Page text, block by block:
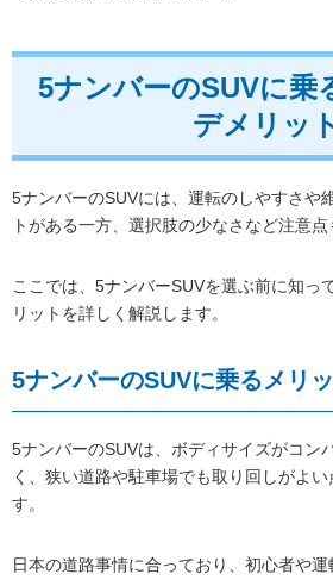
5ナンバーのSUVに乗
デメリッ
5ナンバーのSUVには、運転のしやすさや
トがある一方、選択肢の少なさなど注意点
ここでは、5ナンバーSUVを選ぶ前に知っ
リットを詳しく解説します。
5ナンバーのSUVに乗るメリ
5ナンバーのSUVは、ボディサイズがコン
く、狭い道路や駐車場でも取り回しがよ
す。
日本の道路事情に合っており、初心者や